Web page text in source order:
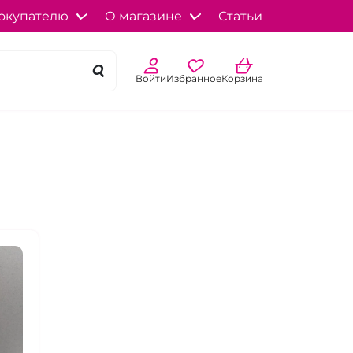
О магазине Статьи
ВойтиИзбранноеКорзина